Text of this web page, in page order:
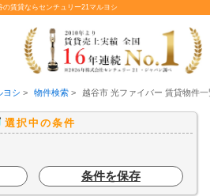
賃貸ならセンチュリー21マルヨシ
ヨシ > 物件検索> 越谷市 光ファイバー 賃貸物件一
選択中の条件
条件を保存